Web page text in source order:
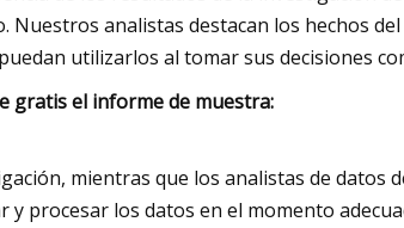
analistas destacan los hechos
utilizarlos al tomar sus decisiones
gratis el informe de muestra:
mientras que los analistas de datos
procesar los datos en el momento